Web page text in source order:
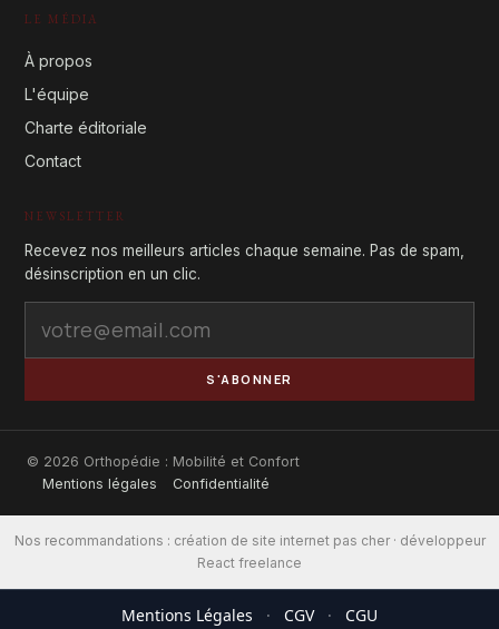
LE MÉDIA
À propos
L'équipe
Charte éditoriale
Contact
NEWSLETTER
Recevez nos meilleurs articles chaque semaine. Pas de spam,
désinscription en un clic.
S'ABONNER
© 2026 Orthopédie : Mobilité et Confort
Mentions légales
Confidentialité
Nos recommandations : création de site internet pas cher· développeur
React freelance
Mentions Légales · CGV · CGU